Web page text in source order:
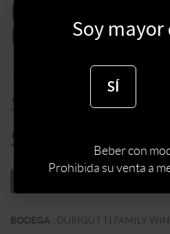
RESERVA
ML
$
$
BODEGA : DURIGUTTI FAMILY
Soy mayor
SÍ
Beber con
Prohibida su venta a